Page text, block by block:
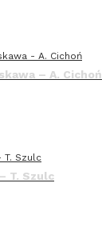
– A. Cichoń
T. Szulc